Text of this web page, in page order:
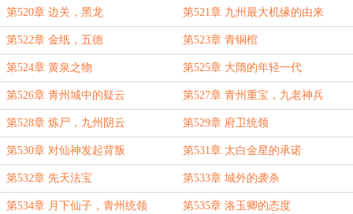
第520章 边关，黑龙 第521章 九州最大机缘的由来
第522章 金纸，五德 第523章 青铜棺
第524章 黄泉之物 第525章 大隋的年轻一代
第526章 青州城中的疑云 第527章 青州重宝，九老神兵
第528章 炼尸，九州阴云 第529章 府卫统领
第530章 对仙神发起背叛 第531章 太白金星的承诺
第532章 先天法宝 第533章 城外的袭杀
第534章 月下仙子，青州统领 第535章 洛玉卿的态度